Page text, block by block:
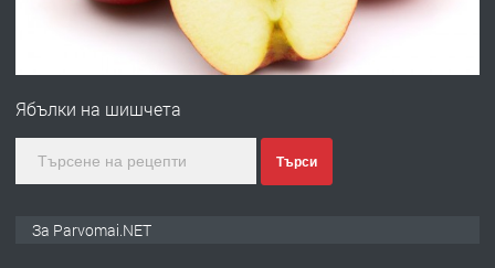
преди 1 година
Първи поход "По стъпките на Ангел
Ябълки на шишчета
Търси
За Parvomai.NET